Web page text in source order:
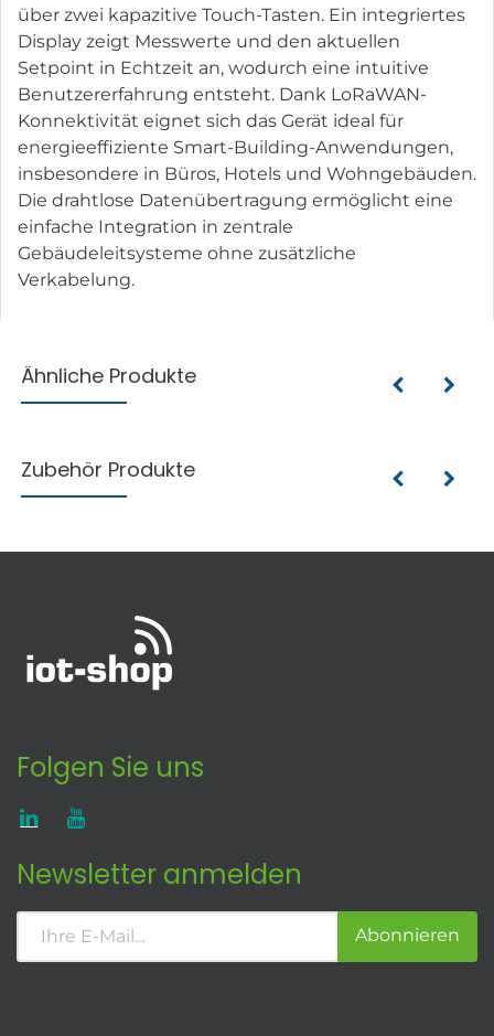
über zwei kapazitive Touch-Tasten. Ein integriertes
Display zeigt Messwerte und den aktuellen
Setpoint in Echtzeit an, wodurch eine intuitive
Benutzererfahrung entsteht. Dank LoRaWAN-
Konnektivität eignet sich das Gerät ideal für
energieeffiziente Smart-Building-Anwendungen,
insbesondere in Büros, Hotels und Wohngebäuden.
Die drahtlose Datenübertragung ermöglicht eine
einfache Integration in zentrale
Gebäudeleitsysteme ohne zusätzliche
Verkabelung.
Ähnliche Produkte
Zubehör Produkte
Folgen Sie uns
Newsletter anmelden
Abonnieren